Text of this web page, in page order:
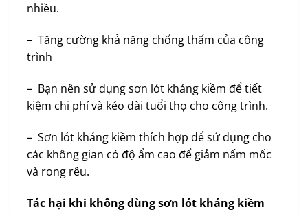
nhiều.
– Tăng cường khả năng chống thấm của công
trình
– Bạn nên sử dụng sơn lót kháng kiềm để tiết
kiệm chi phí và kéo dài tuổi thọ cho công trình.
– Sơn lót kháng kiềm thích hợp để sử dụng cho
các không gian có độ ẩm cao để giảm nấm mốc
và rong rêu.
Tác hại khi không dùng sơn lót kháng kiềm